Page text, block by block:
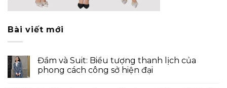
Bài viết mới
Đầm và Suit: Biểu tượng thanh lịch của
phong cách công sở hiện đại